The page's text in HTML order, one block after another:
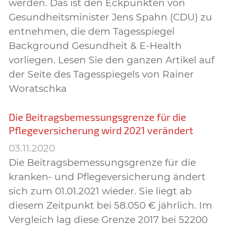
werden. Das ist den Eckpunkten von
Gesundheitsminister Jens Spahn (CDU) zu
entnehmen, die dem Tagesspiegel
Background Gesundheit & E-Health
vorliegen. Lesen Sie den ganzen Artikel auf
der Seite des Tagesspiegels von Rainer
Woratschka
Die Beitragsbemessungsgrenze für die
Pflegeversicherung wird 2021 verändert
03.11.2020
Die Beitragsbemessungsgrenze für die
kranken- und Pflegeversicherung ändert
sich zum 01.01.2021 wieder. Sie liegt ab
diesem Zeitpunkt bei 58.050 € jährlich. Im
Vergleich lag diese Grenze 2017 bei 52200